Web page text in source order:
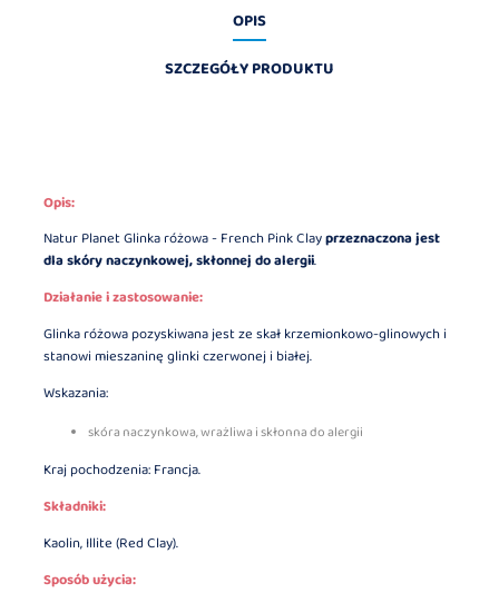
OPIS
SZCZEGÓŁY PRODUKTU
Opis:
Natur Planet Glinka różowa - French Pink Clayprzeznaczona jest
dla skóry naczynkowej, skłonnej do alergii.
Działanie i zastosowanie:
Glinka różowa pozyskiwana jest ze skał krzemionkowo-glinowych i
stanowi mieszaninę glinki czerwonej i białej.
Wskazania:
skóra naczynkowa, wrażliwa i skłonna do alergii
Kraj pochodzenia: Francja.
Składniki:
Kaolin, Illite (Red Clay).
Sposób użycia: